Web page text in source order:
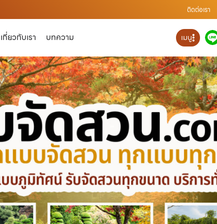
ติดต่อเรา
เกี่ยวกับเรา บทความ เมนู